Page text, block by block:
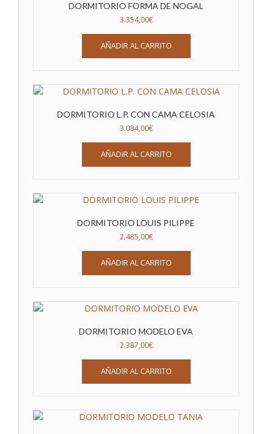
DORMITORIO FORMA DE NOGAL
3.354,00€
AÑADIR AL CARRITO
DORMITORIO L.P. CON CAMA CELOSIA
3.084,00€
AÑADIR AL CARRITO
DORMITORIO LOUIS PILIPPE
2.485,00€
AÑADIR AL CARRITO
DORMITORIO MODELO EVA
2.387,00€
AÑADIR AL CARRITO